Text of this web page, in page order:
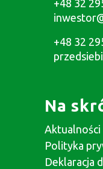
+48 32
+48 32
Na
Aktualności
Polityka
Deklaracja